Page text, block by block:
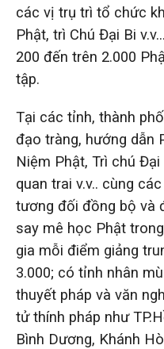
các vị trụ trì tổ chức
Phật, trì Chú Đại Bi
200 đến trên 2.000
tập.
Tại các tỉnh, thành
đạo tràng, hướng dẫn
Niệm Phật, Trì chú
quan trai v.v.. cùng
tương đối đồng bộ và
say mê học Phật
gia mỗi điểm giảng
3.000; có tỉnh nhân
thuyết pháp và văn
tử thính pháp như
Bình Dương, Khánh